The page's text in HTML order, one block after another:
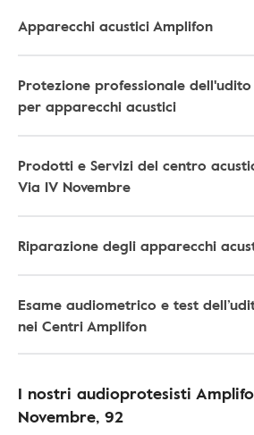
Apparecchi acustici Amplifon
Protezione professionale
per apparecchi acustici
Prodotti e Servizi del centro
Via IV Novembre
Riparazione degli apparecchi
Esame audiometrico e test
nei Centri Amplifon
I nostri audioprotesisti
Novembre, 92